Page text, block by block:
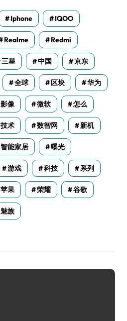
Iphone IQOO
Realme Redmi
三星 中国 京东
全球 区块 华为
影像 微软 怎么
技术 数智网 新机
智能家居 曝光
游戏 科技 系列
苹果 荣耀 谷歌
魅族